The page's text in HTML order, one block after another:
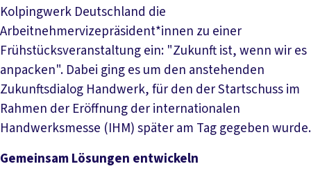
Kolpingwerk Deutschland die
Arbeitnehmervizepräsident*innen zu einer
Frühstücksveranstaltung ein: "Zukunft ist, wenn wir es
anpacken". Dabei ging es um den anstehenden
Zukunftsdialog Handwerk, für den der Startschuss im
Rahmen der Eröffnung der internationalen
Handwerksmesse (IHM) später am Tag gegeben wurde.
Gemeinsam Lösungen entwickeln